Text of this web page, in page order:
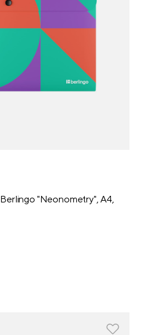
"Neonometry", А4,